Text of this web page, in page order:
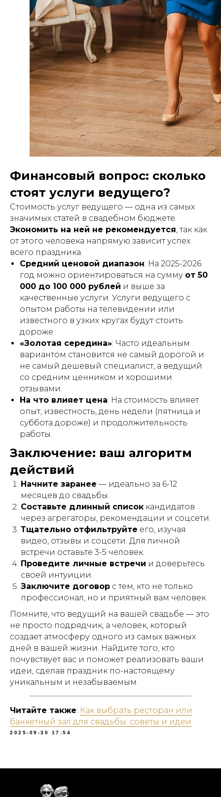
Финансовый вопрос: сколько
стоят услуги ведущего?
Стоимость услуг ведущего — одна из самых
значимых статей в свадебном бюджете.
Экономить на ней не рекомендуется, так как
от этого человека напрямую зависит успех
всего праздника.
Средний ценовой диапазон: На 2025-2026
год можно ориентироваться на сумму от 50
000 до 100 000 рублей и выше за
качественные услуги. Услуги ведущего с
опытом работы на телевидении или
известного в узких кругах будут стоить
дороже.
«Золотая середина»: Часто идеальным
вариантом становится не самый дорогой и
не самый дешевый специалист, а ведущий
со средним ценником и хорошими
отзывами.
На что влияет цена: На стоимость влияет
опыт, известность, день недели (пятница и
суббота дороже) и продолжительность
работы.
Заключение: ваш алгоритм
действий
Начните заранее — идеально за 6-12
месяцев до свадьбы.
Составьте длинный список кандидатов
через агрегаторы, рекомендации и соцсети.
Тщательно отфильтруйте его, изучая
видео, отзывы и соцсети. Для личной
встречи оставьте 3-5 человек.
Проведите личные встречи и доверьтесь
своей интуиции.
Заключите договор с тем, кто не только
профессионал, но и приятный вам человек.
Помните, что ведущий на вашей свадьбе — это
не просто подрядчик, а человек, который
создает атмосферу одного из самых важных
дней в вашей жизни. Найдите того, кто
почувствует вас и поможет реализовать ваши
идеи, сделав праздник по-настоящему
уникальным и незабываемым.
Читайте также: Как выбрать ресторан или
банкетный зал для свадьбы: советы и идеи
2025-09-30 17:54